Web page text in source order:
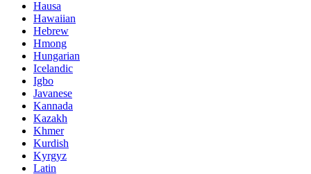
Hausa
Hawaiian
Hebrew
Hmong
Hungarian
Icelandic
Igbo
Javanese
Kannada
Kazakh
Khmer
Kurdish
Kyrgyz
Latin